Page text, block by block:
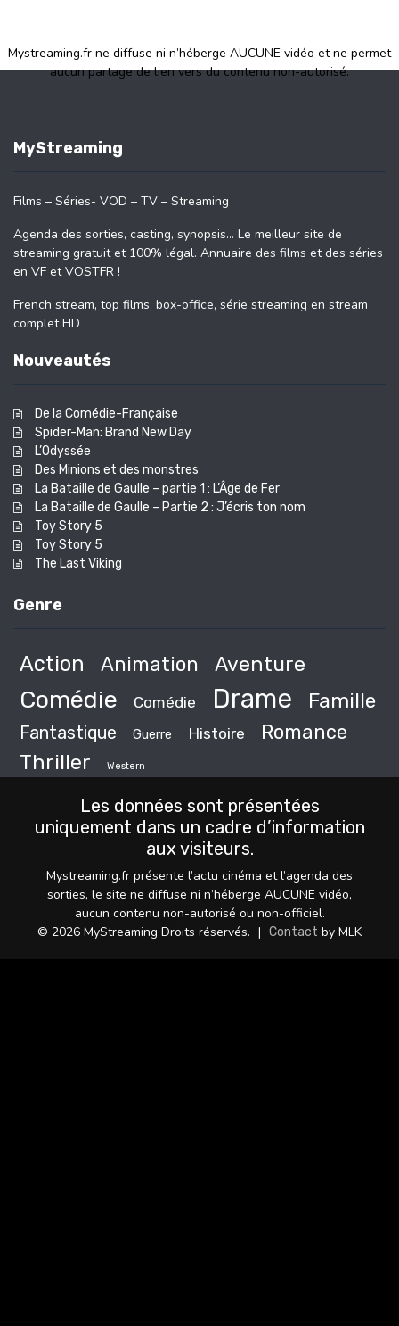
Mystreaming.fr ne diffuse ni n’héberge AUCUNE vidéo et ne permet
aucun partage de lien vers du contenu non-autorisé.
MyStreaming
Films – Séries- VOD – TV – Streaming
Agenda des sorties, casting, synopsis… Le meilleur site de
streaming gratuit et 100% légal. Annuaire des films et des séries
en VF et VOSTFR !
French stream, top films, box-office, série streaming en stream
complet HD
Nouveautés
De la Comédie-Française
Spider-Man: Brand New Day
L’Odyssée
Des Minions et des monstres
La Bataille de Gaulle – partie 1 : L’Âge de Fer
La Bataille de Gaulle – Partie 2 : J’écris ton nom
Toy Story 5
Toy Story 5
The Last Viking
Genre
Action Animation Aventure
Comédie Comédie Drame Famille
Fantastique Guerre Histoire Romance
Thriller Western
Les données sont présentées
uniquement dans un cadre d’information
aux visiteurs.
Mystreaming.fr présente l’actu cinéma et l’agenda des
sorties, le site ne diffuse ni n’héberge AUCUNE vidéo,
aucun contenu non-autorisé ou non-officiel.
© 2026 MyStreaming Droits réservés. | Contact by MLK